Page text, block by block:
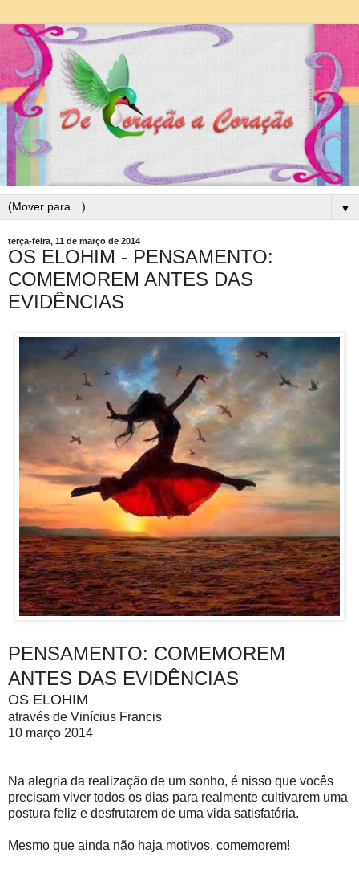
▼
terça-feira, 11 de março de 2014
OS ELOHIM - PENSAMENTO:
COMEMOREM ANTES DAS
EVIDÊNCIAS
PENSAMENTO: COMEMOREM
ANTES DAS EVIDÊNCIAS
OS ELOHIM
através de Vinícius Francis
10 março 2014
Na alegria da realização de um sonho, é nisso que vocês
precisam viver todos os dias para realmente cultivarem uma
postura feliz e desfrutarem de uma vida satisfatória.
Mesmo que ainda não haja motivos, comemorem!